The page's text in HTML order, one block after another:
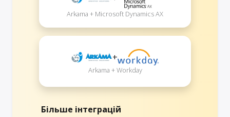
Arkama + Microsoft Dynamics AX
+
Arkama + Workday
Більше інтеграцій